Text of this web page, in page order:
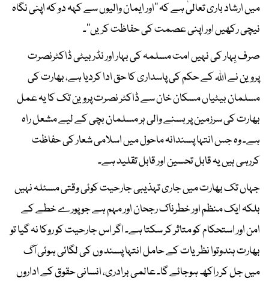
میں ارشاد باری تعالیٰ ہے کہ ’’اور ایمان والیوں سے کہہ دو کہ اپنی نگاہ
نیچی رکھیں اور اپنی عصمت کی حفاظت کریں‘‘۔
صرف بِہار کی نہیں امت مسلمہ کی بہار اور نڈر بیٹی ڈاکٹرنصرت
پروین نے اﷲ کے حکم کی پاسداری کا حق ادا کردیا ہے، بھارت کی
مسلمان بیٹیاں مسکان خان سے ڈاکٹر نصرت پروین تک کا یہ عمل
بھارت کی سرزمین پر بسنے والی ہر مسلمان بچی کے لیے مشعل راہ
ہے۔ وہ جس انتہا پسندانہ ماحول میں اسلامی شعار کی حفاظت
کررہی ہیں یہ قابل تحسین اور قابل تقلید ہے۔
جہاں تک بھارت میں جاری تہذیبی جارحیت کوئی وقتی مسئلہ نہیں
بلکہ ایک منظم اور خطرناک رجحان اور مہم ہے جو پورے خطے کے
امن اور استحکام کو متاثر کر سکتا ہے۔ اگر اس جارحیت کو روکا نہ گیا تو
بھارت ہندوتوا نظریات کے حامل انتہا پسند وں کی لگائی ہوئی آگ
میں جل کر راکھ ہوجائے گا۔ عالمی برادری، انسانی حقوق کے اداروں